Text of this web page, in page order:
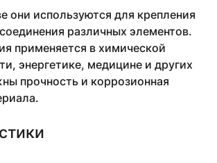
они используются для крепления
различных элементов.
применяется в химической
энергетике, медицине и других
прочность и коррозионная